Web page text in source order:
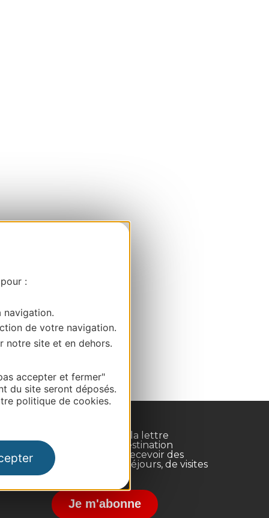
:
navigation.
de votre navigation.
notre site et en dehors.
accepter et fermer"
du site seront déposés.
politique de cookies.
Inscrivez-vous à la lettre
d'information Destination
Occitanie pour recevoir des
suggestions de séjours, de visites
Je m'abonne